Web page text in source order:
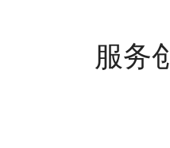
服务